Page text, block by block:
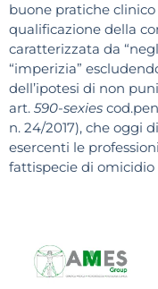
buone pratiche
qualificazione della
caratterizzata da
“imperizia”
dell’ipotesi di non
art. 590-sexies
n. 24/2017), che oggi
esercenti le
fattispecie di omicidio